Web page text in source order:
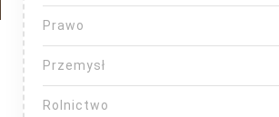
Prawo
Przemysł
Rolnictwo